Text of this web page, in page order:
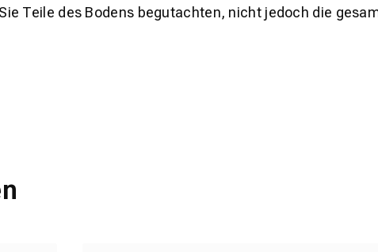
Teile des Bodens begutachten, nicht jedoch die